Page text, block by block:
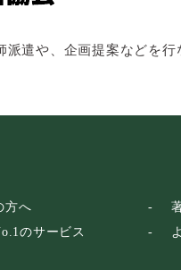
遣や、企画提案などを行
方へ
のサービス